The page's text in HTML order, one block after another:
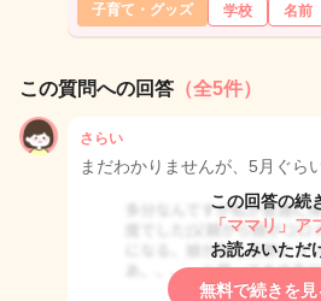
子育て・グッズ
学校 名前
この質問への回答 （全5件）
さらい
まだわかりませんが、5月ぐら
この回答の続
「ママリ」ア
お読みいただ
無料で続きを